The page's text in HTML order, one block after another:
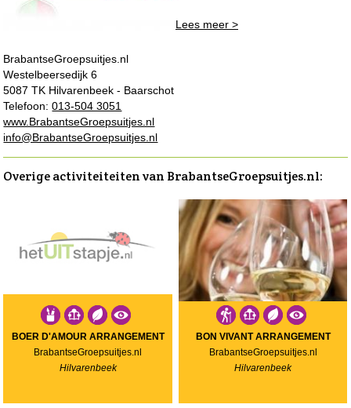
BrabantseGroepsuitjes.nl
Westelbeersedijk 6
5087 TK Hilvarenbeek - Baarschot
Telefoon:013-504 3051
www.BrabantseGroepsuitjes.nl
info@BrabantseGroepsuitjes.nl
Lees meer >
Overige activiteiteiten van BrabantseGroepsuitjes.nl:
BOER D'AMOUR ARRANGEMENT
BrabantseGroepsuitjes.nl
Hilvarenbeek
BON VIVANT ARRANGEMENT
BrabantseGroepsuitjes.nl
Hilvarenbeek